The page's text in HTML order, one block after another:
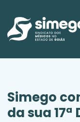
Simego
da sua